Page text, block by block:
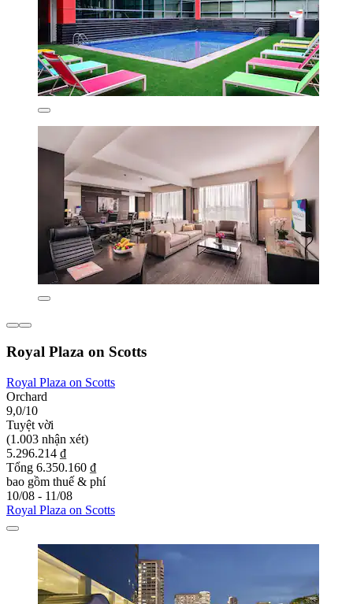
Royal Plaza on Scotts
Royal Plaza on Scotts
Orchard
9,0/10
Tuyệt vời
(1.003 nhận xét)
5.296.214 ₫
Tổng 6.350.160 ₫
bao gồm thuế & phí
10/08 - 11/08
Royal Plaza on Scotts